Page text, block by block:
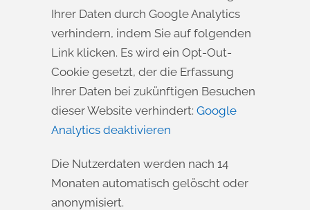
Ihrer Daten durch Google Analytics
verhindern, indem Sie auf folgenden
Link klicken. Es wird ein Opt-Out-
Cookie gesetzt, der die Erfassung
Ihrer Daten bei zukünftigen Besuchen
dieser Website verhindert: Google
Analytics deaktivieren
Die Nutzerdaten werden nach 14
Monaten automatisch gelöscht oder
anonymisiert.